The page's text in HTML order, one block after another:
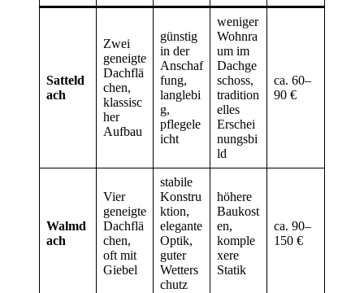
Satteld
ach
Zwei
geneigte
Dachflä
chen,
klassisc
her
Aufbau
günstig
in der
Anschaf
fung,
langlebi
g,
pflegele
icht
weniger
Wohnra
um im
Dachge
schoss,
tradition
elles
Erschei
nungsbi
ld
ca. 60–
90 €
Walmd
ach
Vier
geneigte
Dachflä
chen,
oft mit
Giebel
stabile
Konstru
ktion,
elegante
Optik,
guter
Wetters
chutz
höhere
Baukost
en,
komple
xere
Statik
ca. 90–
150 €